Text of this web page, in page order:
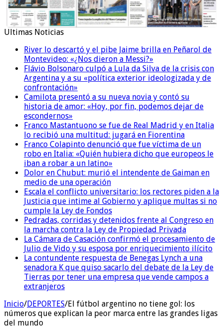
Ultimas Noticias
River lo descartó y el pibe Jaime brilla en Peñarol de
Montevideo: «¿Nos dieron a Messi?»
Flávio Bolsonaro culpó a Lula da Silva de la crisis con
Argentina y a su «política exterior ideologizada y de
confrontación»
Camilota presentó a su nueva novia y contó su
historia de amor: «Hoy, por fin, podemos dejar de
escondernos»
Franco Mastantuono se fue de Real Madrid y en Italia
lo recibió una multitud: jugará en Fiorentina
Franco Colapinto denunció que fue víctima de un
robo en Italia: «Quién hubiera dicho que europeos le
iban a robar a un latino»
Dolor en Chubut: murió el intendente de Gaiman en
medio de una operación
Escala el conflicto universitario: los rectores piden a la
Justicia que intime al Gobierno y aplique multas si no
cumple la Ley de Fondos
Pedradas, corridas y detenidos frente al Congreso en
la marcha contra la Ley de Propiedad Privada
La Cámara de Casación confirmó el procesamiento de
Julio de Vido y su esposa por enriquecimiento ilícito
La contundente respuesta de Benegas Lynch a una
senadora K que quiso sacarlo del debate de la Ley de
Tierras por tener una empresa que vende campos a
extranjeros
Inicio/DEPORTES/El fútbol argentino no tiene gol: los
números que explican la peor marca entre las grandes ligas
del mundo